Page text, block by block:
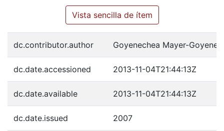
Vista sencilla de ítem
dc.contributor.author Goyenechea Mayer-
dc.date.accessioned 2013-11-04T21:44:13Z
dc.date.available 2013-11-04T21:44:13Z
dc.date.issued 2007